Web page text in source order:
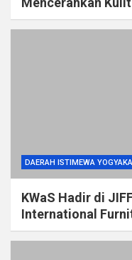
DAERAH ISTIMEWA
KWaS Hadir di
International